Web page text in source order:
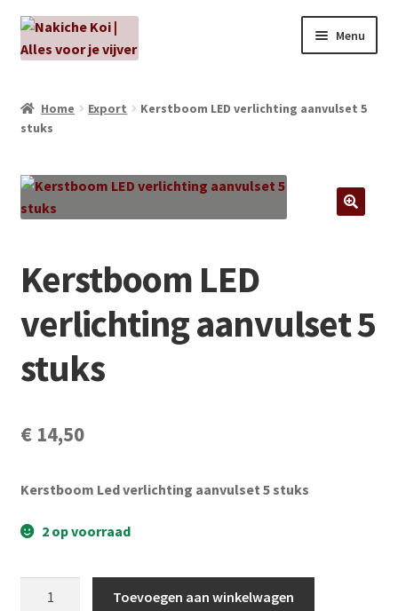
Ga
door
Ga
naar
Menu
Kabouters
Algenbehandeling
Aanbiedingen
Aansluitmateriaal
Pakketten
Vijverpompen en vijverfilters
Overige
Home Export
Kerstboom LED verlichting aanvulset 5
stuks
Kerstboom LED
verlichting aanvulset 5
stuks
€14,50
Kerstboom Led verlichting aanvulset 5 stuks
2 op voorraad
Toevoegen aan winkelwagen